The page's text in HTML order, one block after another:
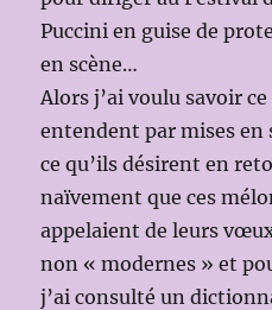
Puccini en guise de
en scène…
Alors j’ai voulu savoir
entendent par mises en
ce qu’ils désirent en
naïvement que ces
appelaient de leurs
non « modernes » et
j’ai consulté un